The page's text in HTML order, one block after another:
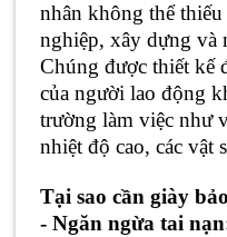
nhân không thể
nghiệp, xây dựng và
Chúng được thiết kế
của người lao động
trường làm việc như
nhiệt độ cao, các vật
Tại sao cần giày
- Ngăn ngừa tai